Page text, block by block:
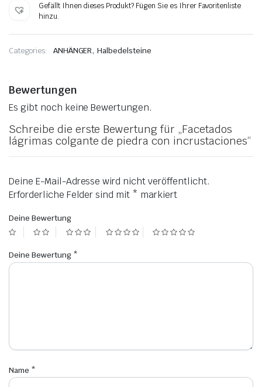
piedra
con
Menge
Gefällt Ihnen dieses Produkt? Fügen Sie es Ihrer Favoritenliste
hinzu.
Categories: ANHÄNGER,Halbedelsteine
Bewertungen
Es gibt noch keine Bewertungen.
Schreibe die erste Bewertung für „Facetados
lágrimas colgante de piedra con incrustaciones“
Deine E-Mail-Adresse wird nicht veröffentlicht.
Erforderliche Felder sind mit * markiert
Deine Bewertung
Deine Bewertung *
Name *